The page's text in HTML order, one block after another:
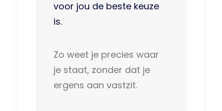
voor jou de beste keuze
is.
Zo weet je precies waar
je staat, zonder dat je
ergens aan vastzit.